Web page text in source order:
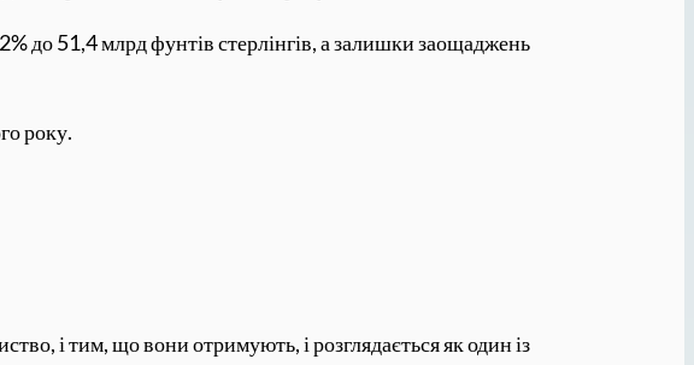
до 51,4 млрд фунтів стерлінгів, а залишки заощаджень
року.
і тим, що вони отримують, і розглядається як один із